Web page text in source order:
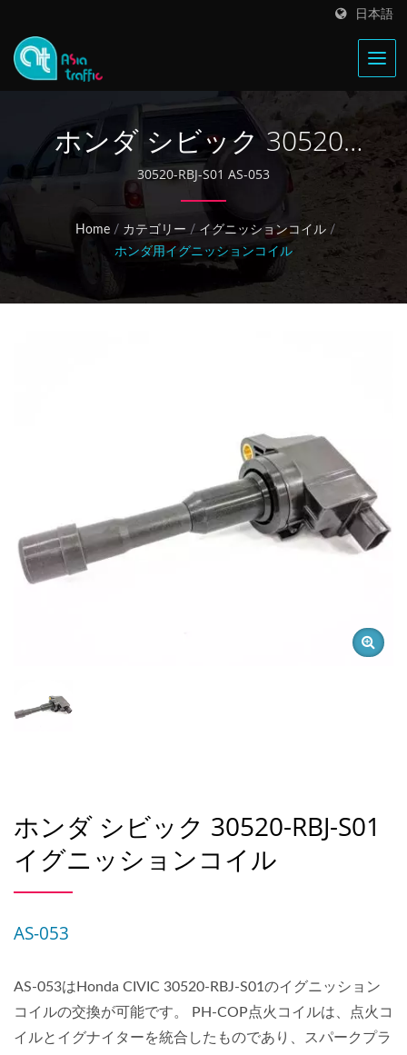
日本語
ホンダ シビック 30520-
RBJ-S01 イグニッションコ
イル
30520-RBJ-S01 AS-053
Home / カテゴリー / イグニッションコイル /
ホンダ用イグニッションコイル
ホンダ シビック 30520-RBJ-S01
イグニッションコイル
AS-053
AS-053はHonda CIVIC 30520-RBJ-S01のイグニッション
コイルの交換が可能です。 PH-COP点火コイルは、点火コ
イルとイグナイターを統合したものであり、スパークプラ